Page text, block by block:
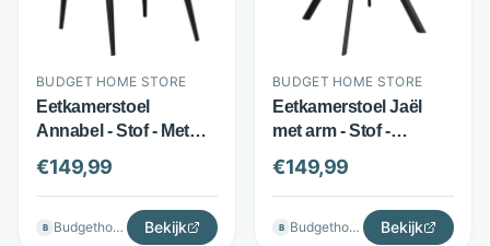
BUDGET HOME STORE
Eetkamerstoel
Annabel - Stof - Met
armleuningen en
handgreep - Beige -
Budget Home Store
€149,99
B Budgethomestore Bekijk
BUDGET HOME STORE
Eetkamerstoel Jaël
met arm - Stof -
Armleuningen - Bruin -
Budget Home Store
€149,99
B Budgethomestore Bekijk